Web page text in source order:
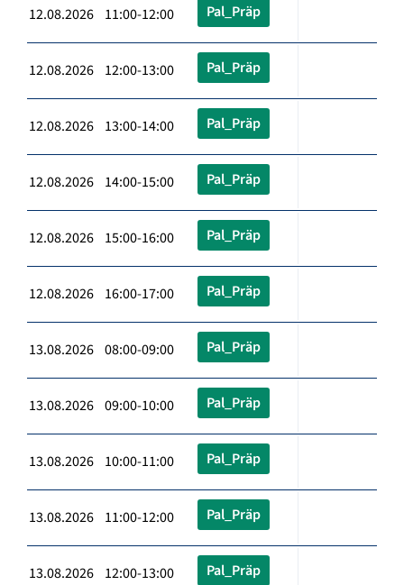
12.08.2026 11:00-12:00 Pal_Präp
12.08.2026 12:00-13:00 Pal_Präp
12.08.2026 13:00-14:00 Pal_Präp
12.08.2026 14:00-15:00 Pal_Präp
12.08.2026 15:00-16:00 Pal_Präp
12.08.2026 16:00-17:00 Pal_Präp
13.08.2026 08:00-09:00 Pal_Präp
13.08.2026 09:00-10:00 Pal_Präp
13.08.2026 10:00-11:00 Pal_Präp
13.08.2026 11:00-12:00 Pal_Präp
13.08.2026 12:00-13:00 Pal_Präp